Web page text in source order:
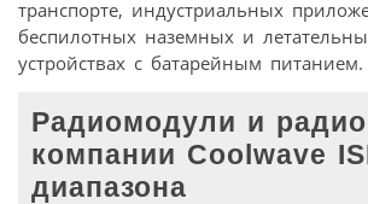
транспорте, индустриальных
беспилотных наземных и
устройствах с батарейным питанием.
Радиомодули и
компании Coolwave
диапазона